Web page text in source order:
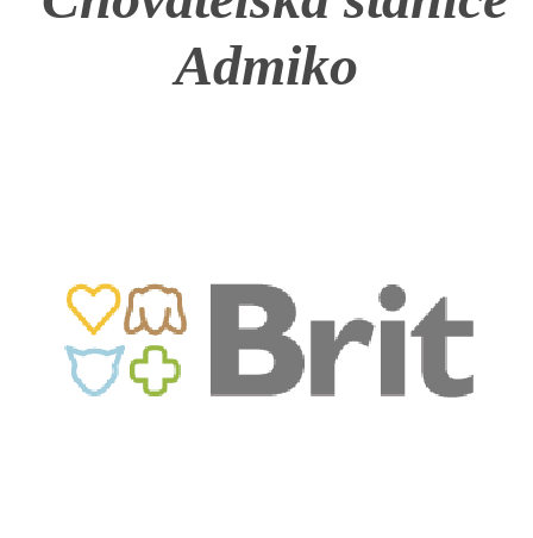
HISTORIE JACK RUSSELL TERIERA
ARCHIV NOVINEK
Admiko